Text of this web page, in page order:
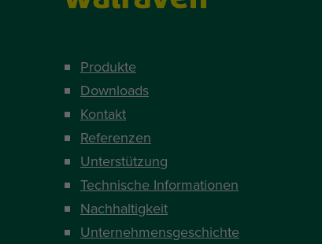
Produkte
Downloads
Kontakt
Referenzen
Unterstützung
Technische Informationen
Nachhaltigkeit
Unternehmensgeschichte